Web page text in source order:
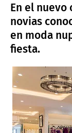
En el nuevo
novias
en moda
fiesta.